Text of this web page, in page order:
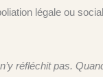
légale ou
réfléchit pas.